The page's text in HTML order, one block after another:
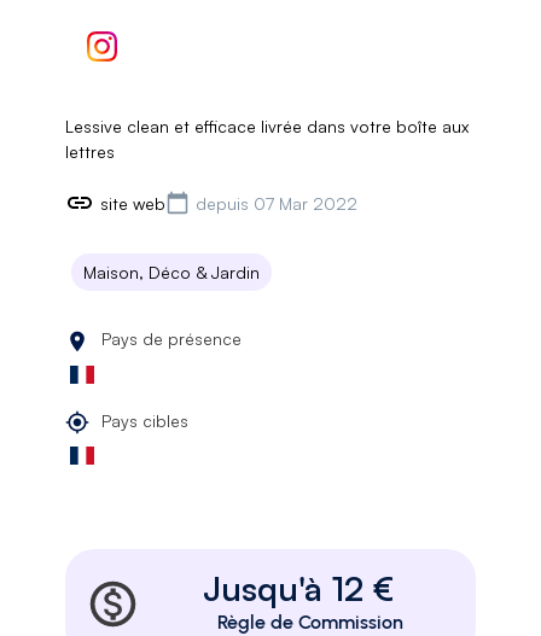
Lessive clean et efficace livrée dans votre boîte aux
lettres
site web depuis 07 Mar 2022
Maison, Déco & Jardin
Pays de présence
Pays cibles
Jusqu'à 12 €
Règle de Commission